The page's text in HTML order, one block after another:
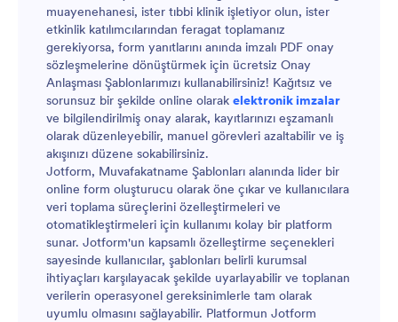
muayenehanesi, ister tıbbi klinik işletiyor olun, ister
etkinlik katılımcılarından feragat toplamanız
gerekiyorsa, form yanıtlarını anında imzalı PDF onay
sözleşmelerine dönüştürmek için ücretsiz Onay
Anlaşması Şablonlarımızı kullanabilirsiniz! Kağıtsız ve
sorunsuz bir şekilde online olarak elektronik imzalar
ve bilgilendirilmiş onay alarak, kayıtlarınızı eşzamanlı
olarak düzenleyebilir, manuel görevleri azaltabilir ve iş
akışınızı düzene sokabilirsiniz.
Jotform, Muvafakatname Şablonları alanında lider bir
online form oluşturucu olarak öne çıkar ve kullanıcılara
veri toplama süreçlerini özelleştirmeleri ve
otomatikleştirmeleri için kullanımı kolay bir platform
sunar. Jotform'un kapsamlı özelleştirme seçenekleri
sayesinde kullanıcılar, şablonları belirli kurumsal
ihtiyaçları karşılayacak şekilde uyarlayabilir ve toplanan
verilerin operasyonel gereksinimlerle tam olarak
uyumlu olmasını sağlayabilir. Platformun Jotform